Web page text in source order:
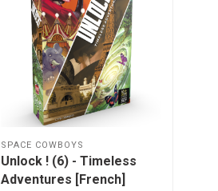
SPACE COWBOYS
Unlock ! (6) - Timeless
Adventures [French]